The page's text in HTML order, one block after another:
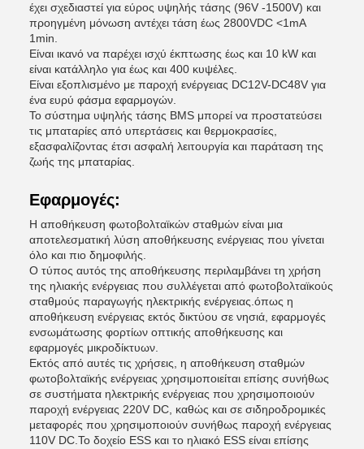
έχει σχεδιαστεί για εύρος υψηλής τάσης (96V -1500V) και
προηγμένη μόνωση αντέχει τάση έως 2800VDC <1mA
1min.
Είναι ικανό να παρέχει ισχύ έκπτωσης έως και 10 kW και
είναι κατάλληλο για έως και 400 κυψέλες.
Είναι εξοπλισμένο με παροχή ενέργειας DC12V-DC48V για
ένα ευρύ φάσμα εφαρμογών.
Το σύστημα υψηλής τάσης BMS μπορεί να προστατεύσει
τις μπαταρίες από υπερτάσεις και θερμοκρασίες,
εξασφαλίζοντας έτσι ασφαλή λειτουργία και παράταση της
ζωής της μπαταρίας.
Εφαρμογές:
Η αποθήκευση φωτοβολταϊκών σταθμών είναι μια
αποτελεσματική λύση αποθήκευσης ενέργειας που γίνεται
όλο και πιο δημοφιλής.
Ο τύπος αυτός της αποθήκευσης περιλαμβάνει τη χρήση
της ηλιακής ενέργειας που συλλέγεται από φωτοβολταϊκούς
σταθμούς παραγωγής ηλεκτρικής ενέργειας.όπως η
αποθήκευση ενέργειας εκτός δικτύου σε νησιά, εφαρμογές
ενσωμάτωσης φορτίων οπτικής αποθήκευσης και
εφαρμογές μικροδίκτυων.
Εκτός από αυτές τις χρήσεις, η αποθήκευση σταθμών
φωτοβολταϊκής ενέργειας χρησιμοποιείται επίσης συνήθως
σε συστήματα ηλεκτρικής ενέργειας που χρησιμοποιούν
παροχή ενέργειας 220V DC, καθώς και σε σιδηροδρομικές
μεταφορές που χρησιμοποιούν συνήθως παροχή ενέργειας
110V DC.Το δοχείο ESS και το ηλιακό ESS είναι επίσης